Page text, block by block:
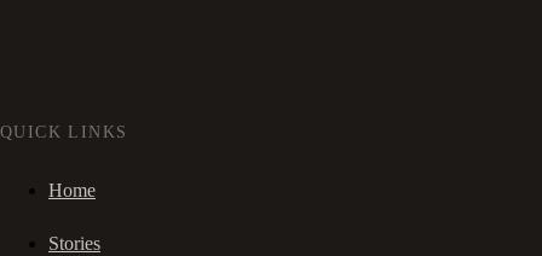
QUICK LINKS
Home
Stories